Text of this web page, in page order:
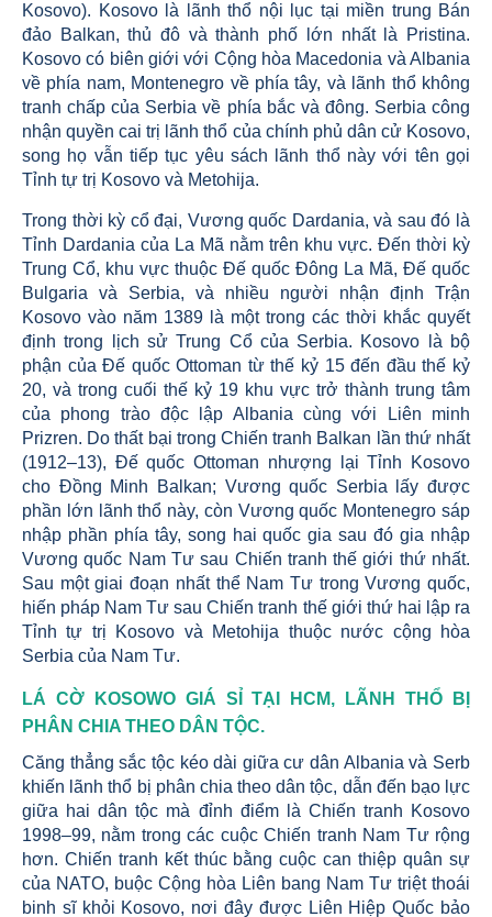
Kosovo). Kosovo là lãnh thổ nội lục tại miền trung Bán
đảo Balkan, thủ đô và thành phố lớn nhất là Pristina.
Kosovo có biên giới với Cộng hòa Macedonia và Albania
về phía nam, Montenegro về phía tây, và lãnh thổ không
tranh chấp của Serbia về phía bắc và đông. Serbia công
nhận quyền cai trị lãnh thổ của chính phủ dân cử Kosovo,
song họ vẫn tiếp tục yêu sách lãnh thổ này với tên gọi
Tỉnh tự trị Kosovo và Metohija.
Trong thời kỳ cổ đại, Vương quốc Dardania, và sau đó là
Tỉnh Dardania của La Mã nằm trên khu vực. Đến thời kỳ
Trung Cổ, khu vực thuộc Đế quốc Đông La Mã, Đế quốc
Bulgaria và Serbia, và nhiều người nhận định Trận
Kosovo vào năm 1389 là một trong các thời khắc quyết
định trong lịch sử Trung Cổ của Serbia. Kosovo là bộ
phận của Đế quốc Ottoman từ thế kỷ 15 đến đầu thế kỷ
20, và trong cuối thế kỷ 19 khu vực trở thành trung tâm
của phong trào độc lập Albania cùng với Liên minh
Prizren. Do thất bại trong Chiến tranh Balkan lần thứ nhất
(1912–13), Đế quốc Ottoman nhượng lại Tỉnh Kosovo
cho Đồng Minh Balkan; Vương quốc Serbia lấy được
phần lớn lãnh thổ này, còn Vương quốc Montenegro sáp
nhập phần phía tây, song hai quốc gia sau đó gia nhập
Vương quốc Nam Tư sau Chiến tranh thế giới thứ nhất.
Sau một giai đoạn nhất thể Nam Tư trong Vương quốc,
hiến pháp Nam Tư sau Chiến tranh thế giới thứ hai lập ra
Tỉnh tự trị Kosovo và Metohija thuộc nước cộng hòa
Serbia của Nam Tư.
LÁ CỜ KOSOWO GIÁ SỈ TẠI HCM, LÃNH THỔ BỊ
PHÂN CHIA THEO DÂN TỘC.
Căng thẳng sắc tộc kéo dài giữa cư dân Albania và Serb
khiến lãnh thổ bị phân chia theo dân tộc, dẫn đến bạo lực
giữa hai dân tộc mà đỉnh điểm là Chiến tranh Kosovo
1998–99, nằm trong các cuộc Chiến tranh Nam Tư rộng
hơn. Chiến tranh kết thúc bằng cuộc can thiệp quân sự
của NATO, buộc Cộng hòa Liên bang Nam Tư triệt thoái
binh sĩ khỏi Kosovo, nơi đây được Liên Hiệp Quốc bảo